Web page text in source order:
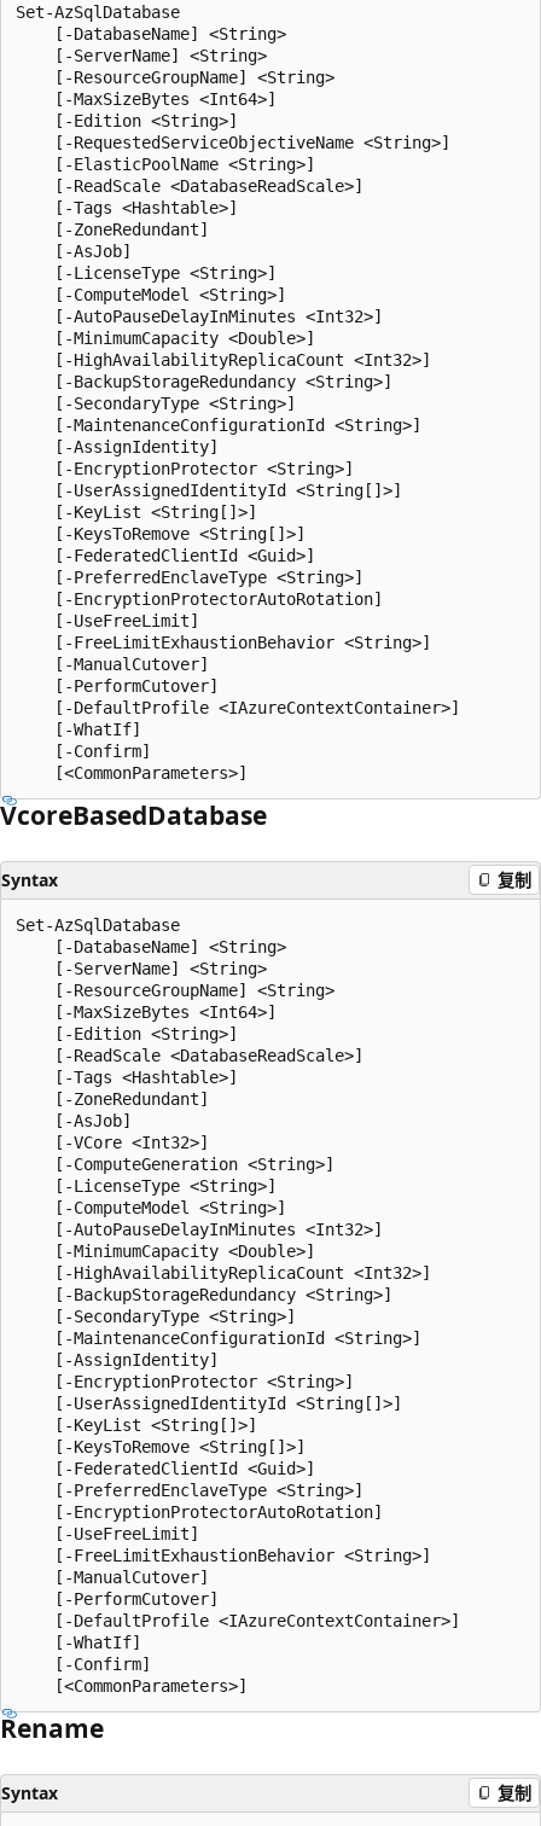
Set-AzSqlDatabase
    [-DatabaseName] <String>
    [-ServerName] <String>
    [-ResourceGroupName] <String>
    [-MaxSizeBytes <Int64>]
    [-Edition <String>]
    [-RequestedServiceObjectiveName <String>]
    [-ElasticPoolName <String>]
    [-ReadScale <DatabaseReadScale>]
    [-Tags <Hashtable>]
    [-ZoneRedundant]
    [-AsJob]
    [-LicenseType <String>]
    [-ComputeModel <String>]
    [-AutoPauseDelayInMinutes <Int32>]
    [-MinimumCapacity <Double>]
    [-HighAvailabilityReplicaCount <Int32>]
    [-BackupStorageRedundancy <String>]
    [-SecondaryType <String>]
    [-MaintenanceConfigurationId <String>]
    [-AssignIdentity]
    [-EncryptionProtector <String>]
    [-UserAssignedIdentityId <String[]>]
    [-KeyList <String[]>]
    [-KeysToRemove <String[]>]
    [-FederatedClientId <Guid>]
    [-PreferredEnclaveType <String>]
    [-EncryptionProtectorAutoRotation]
    [-UseFreeLimit]
    [-FreeLimitExhaustionBehavior <String>]
    [-ManualCutover]
    [-PerformCutover]
    [-DefaultProfile <IAzureContextContainer>]
    [-WhatIf]
    [-Confirm]
VcoreBasedDatabase
Syntax 复制
Set-AzSqlDatabase
    [-DatabaseName] <String>
    [-ServerName] <String>
    [-ResourceGroupName] <String>
    [-MaxSizeBytes <Int64>]
    [-Edition <String>]
    [-ReadScale <DatabaseReadScale>]
    [-Tags <Hashtable>]
    [-ZoneRedundant]
    [-AsJob]
    [-VCore <Int32>]
    [-ComputeGeneration <String>]
    [-LicenseType <String>]
    [-ComputeModel <String>]
    [-AutoPauseDelayInMinutes <Int32>]
    [-MinimumCapacity <Double>]
    [-HighAvailabilityReplicaCount <Int32>]
    [-BackupStorageRedundancy <String>]
    [-SecondaryType <String>]
    [-MaintenanceConfigurationId <String>]
    [-AssignIdentity]
    [-EncryptionProtector <String>]
    [-UserAssignedIdentityId <String[]>]
    [-KeyList <String[]>]
    [-KeysToRemove <String[]>]
    [-FederatedClientId <Guid>]
    [-PreferredEnclaveType <String>]
    [-EncryptionProtectorAutoRotation]
    [-UseFreeLimit]
    [-FreeLimitExhaustionBehavior <String>]
    [-ManualCutover]
    [-PerformCutover]
    [-DefaultProfile <IAzureContextContainer>]
    [-WhatIf]
    [-Confirm]
Rename
Syntax 复制